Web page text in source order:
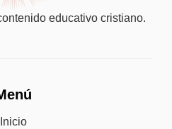
educativo cristiano.
Inicio